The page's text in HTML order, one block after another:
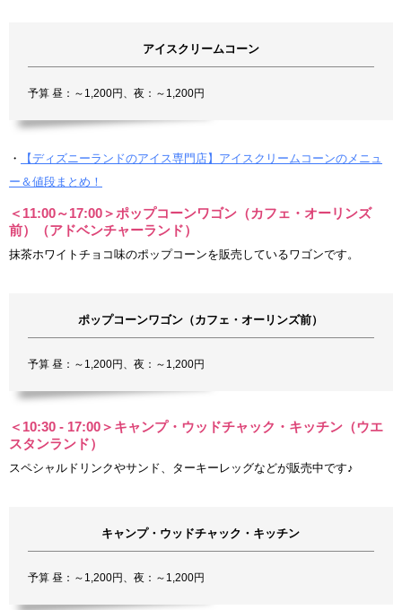
アイスクリームコーン
予算 昼：～1,200円、夜：～1,200円
・
【ディズニーランドのアイス専門店】アイスクリームコーンのメニュ
ー＆値段まとめ！
＜11:00～17:00＞ポップコーンワゴン（カフェ・オーリンズ
前）（アドベンチャーランド）
抹茶ホワイトチョコ味のポップコーンを販売しているワゴンです。
ポップコーンワゴン（カフェ・オーリンズ前）
予算 昼：～1,200円、夜：～1,200円
＜10:30 - 17:00＞キャンプ・ウッドチャック・キッチン（ウエ
スタンランド）
スペシャルドリンクやサンド、ターキーレッグなどが販売中です♪
キャンプ・ウッドチャック・キッチン
予算 昼：～1,200円、夜：～1,200円